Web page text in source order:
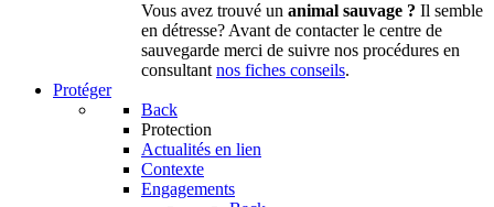
Vous avez trouvé un animal sauvage ? Il semble
en détresse? Avant de contacter le centre de
sauvegarde merci de suivre nos procédures en
consultantnos fiches conseils.
Protéger
Back
Protection
Actualités en lien
Contexte
Engagements